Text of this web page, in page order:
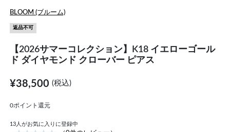
BLOOM (ブルーム)
返品不可
【2026サマーコレクション】K18 イエローゴール
ド ダイヤモンド クローバー ピアス
¥38,500(税込)
0ポイント還元
13 人がお気に入りに登録中